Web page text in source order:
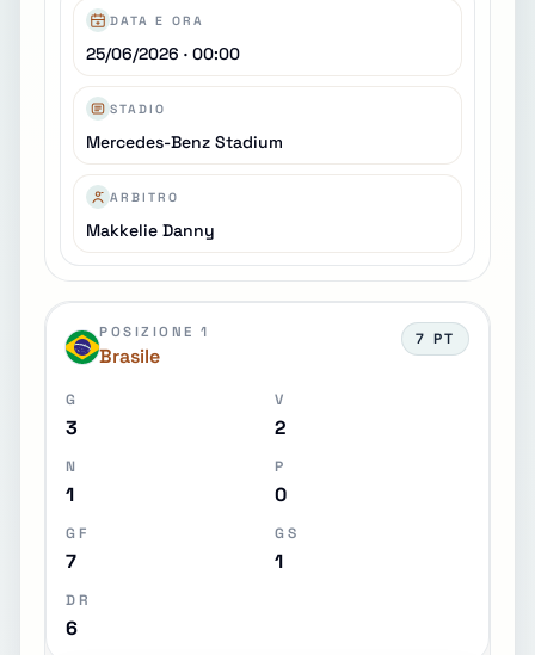
DATA E ORA
25/06/2026 · 00:00
STADIO
Mercedes-Benz Stadium
ARBITRO
Makkelie Danny
POSIZIONE 1
Brasile
7 PT
G
3
V
2
N
1
P
0
GF
7
GS
1
DR
6